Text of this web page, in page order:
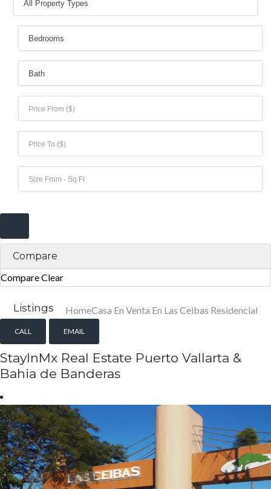
Compare
CompareClear
Listings HomeCasa En Venta En Las Ceibas Residencial
CALL EMAIL
StayInMx Real Estate Puerto Vallarta &
Bahia de Banderas